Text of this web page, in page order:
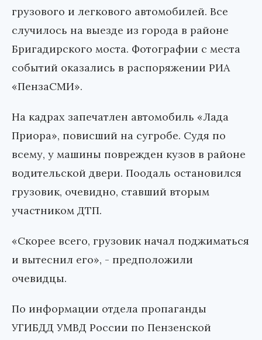
грузового и легкового автомобилей. Все
случилось на выезде из города в районе
Бригадирского моста. Фотографии с места
событий оказались в распоряжении РИА
«ПензаСМИ».
На кадрах запечатлен автомобиль «Лада
Приора», повисший на сугробе. Судя по
всему, у машины поврежден кузов в районе
водительской двери. Поодаль остановился
грузовик, очевидно, ставший вторым
участником ДТП.
«Скорее всего, грузовик начал поджиматься
и вытеснил его», - предположили
очевидцы.
По информации отдела пропаганды
УГИБДД УМВД России по Пензенской